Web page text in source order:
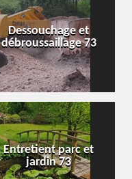
Dessouchage et
débroussaillage 73
Entretient parc et
jardin 73